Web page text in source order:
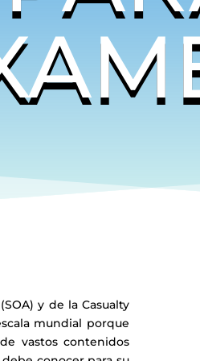
y de la Casualty
mundial porque
vastos contenidos